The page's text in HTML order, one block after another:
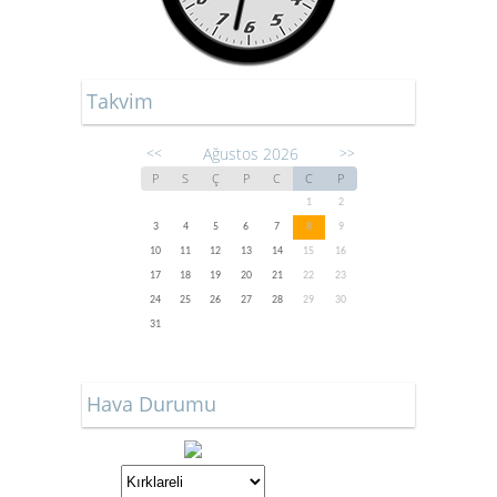
Takvim
<< Ağustos 2026 >>
P S Ç P C C P
1
2
3
4 5 6 7 8
9
10
11 12 13 14 15
16
17
18 19 20 21 22
23
24
25 26 27 28 29
30
31
Hava Durumu